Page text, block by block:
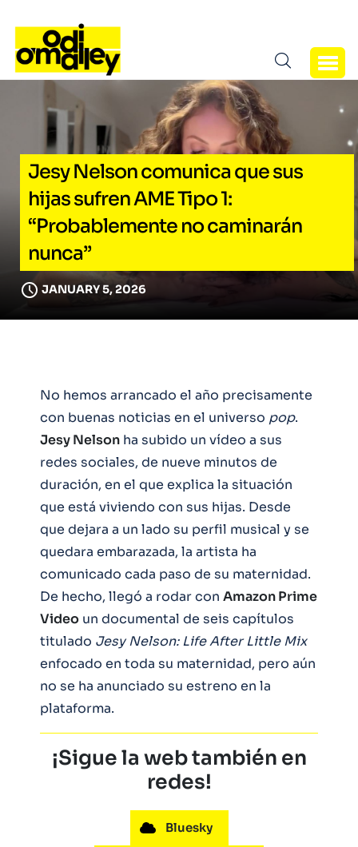
Jesy Nelson comunica que sus
hijas sufren AME Tipo 1:
“Probablemente no caminarán
nunca”
JANUARY 5, 2026
No hemos arrancado el año precisamente
con buenas noticias en el universo pop.
Jesy Nelson ha subido un vídeo a sus
redes sociales, de nueve minutos de
duración, en el que explica la situación
que está viviendo con sus hijas. Desde
que dejara a un lado su perfil musical y se
quedara embarazada, la artista ha
comunicado cada paso de su maternidad.
De hecho, llegó a rodar con Amazon Prime
Video un documental de seis capítulos
titulado Jesy Nelson: Life After Little Mix
enfocado en toda su maternidad, pero aún
no se ha anunciado su estreno en la
plataforma.
¡Sigue la web también en
redes!
Bluesky